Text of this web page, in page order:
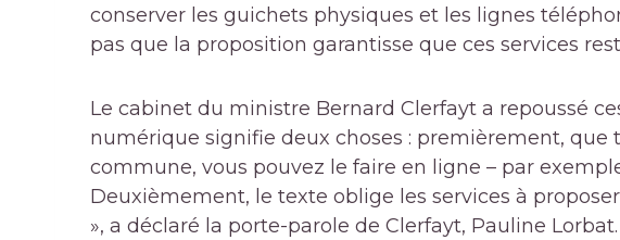
conserver les guichets physiques et les lignes
pas que la proposition garantisse que ces services
Le cabinet du ministre Bernard Clerfayt a repoussé
numérique signifie deux choses : premièrement, que
commune, vous pouvez le faire en ligne – par
Deuxièmement, le texte oblige les services à
», a déclaré la porte-parole de Clerfayt, Pauline Lorbat.